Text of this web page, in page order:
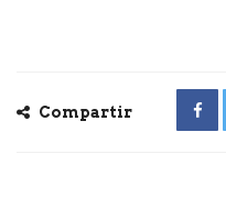
Compartir